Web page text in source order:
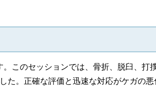
このセッションでは、骨折、脱臼、打
た。正確な評価と迅速な対応がケガの